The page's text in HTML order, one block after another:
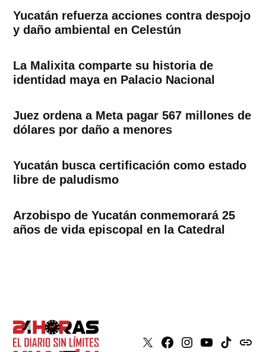
Yucatán refuerza acciones contra despojo
y daño ambiental en Celestún
La Malixita comparte su historia de
identidad maya en Palacio Nacional
Juez ordena a Meta pagar 567 millones de
dólares por daño a menores
Yucatán busca certificación como estado
libre de paludismo
Arzobispo de Yucatán conmemorará 25
años de vida episcopal en la Catedral
X Faceboook
Instagram
YoutubeTiktokissuu